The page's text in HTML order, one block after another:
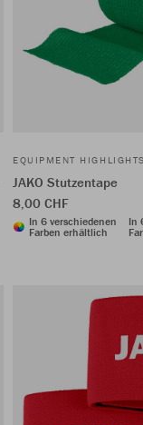
EQUIPMENT
JAKO Stutzentape
8,00 CHF
In 6 verschiedenen
Farben erhältlich
In